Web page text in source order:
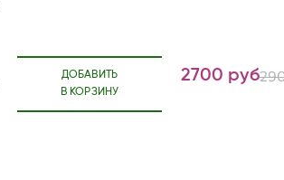
ДОБАВИТЬ
В КОРЗИНУ
2700 руб